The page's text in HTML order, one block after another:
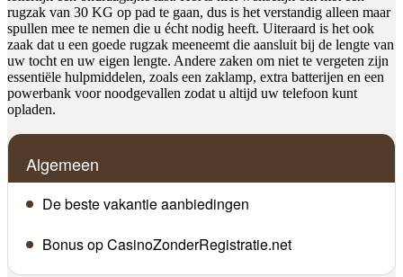
rugzak van 30 KG op pad te gaan, dus is het verstandig alleen maar
spullen mee te nemen die u écht nodig heeft. Uiteraard is het ook
zaak dat u een goede rugzak meeneemt die aansluit bij de lengte van
uw tocht en uw eigen lengte. Andere zaken om niet te vergeten zijn
essentiële hulpmiddelen, zoals een zaklamp, extra batterijen en een
powerbank voor noodgevallen zodat u altijd uw telefoon kunt
opladen.
Algemeen
De beste vakantie aanbiedingen
Bonus op CasinoZonderRegistratie.net